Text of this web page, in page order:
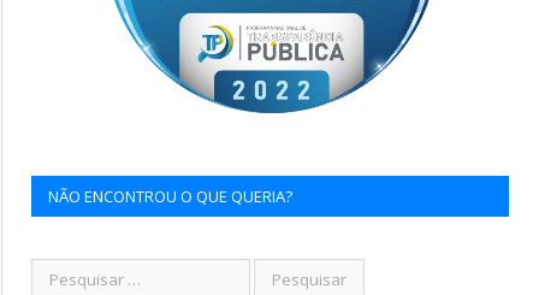
NÃO ENCONTROU O QUE QUERIA?